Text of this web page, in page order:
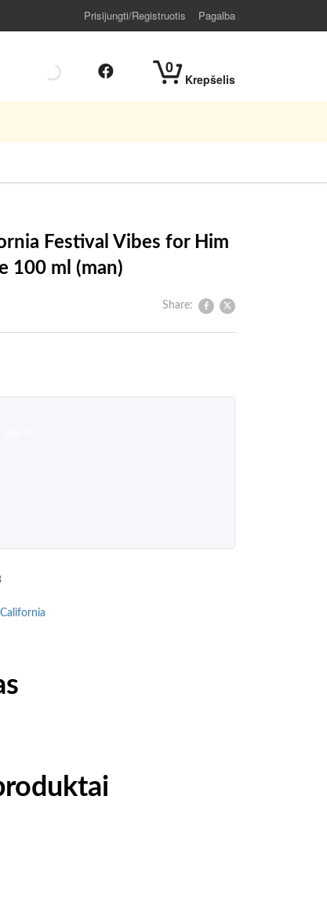
Prisijungti/Registruotis Pagalba
0
Krepšelis
Festival Vibes for Him
100 ml (man)
Share:
Hollister California Festival Vibes for Him